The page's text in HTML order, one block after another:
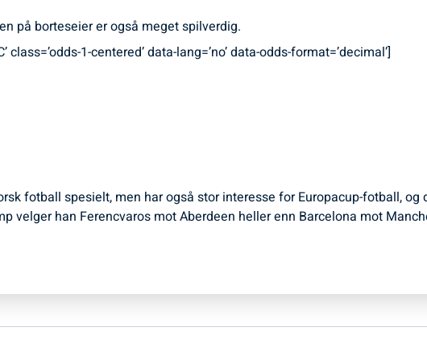
på borteseier er også meget spilverdig.
1-centered’ data-lang=’no’ data-odds-format=’decimal’]
fotball spesielt, men har også stor interesse for Europacup-fotball, og
velger han Ferencvaros mot Aberdeen heller enn Barcelona mot